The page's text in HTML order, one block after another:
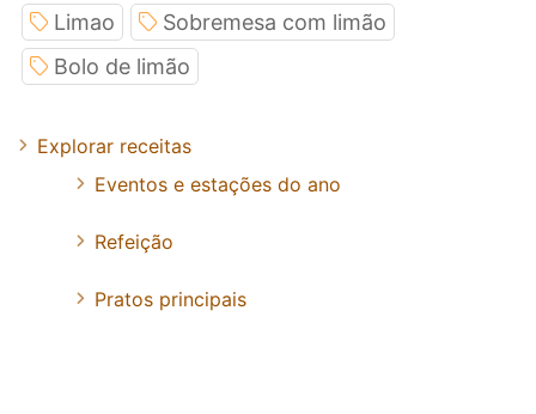
Limao
Sobremesa com limão
Bolo de limão
Explorar receitas
Eventos e estações do ano
Refeição
Pratos principais